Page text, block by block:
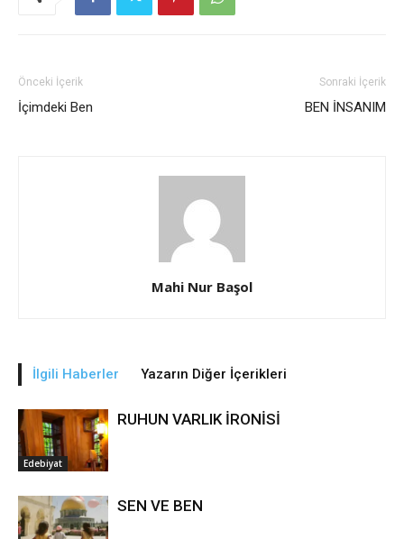
Önceki İçerik
İçimdeki Ben
Sonraki İçerik
BEN İNSANIM
Mahi Nur Başol
İlgili Haberler Yazarın Diğer İçerikleri
Edebiyat
RUHUN VARLIK İRONİSİ
SEN VE BEN